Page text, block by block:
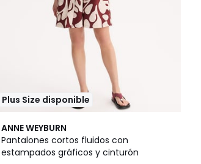
Plus Size disponible
ANNE WEYBURN
Pantalones cortos fluidos con
estampados gráficos y cinturón
5
/
5